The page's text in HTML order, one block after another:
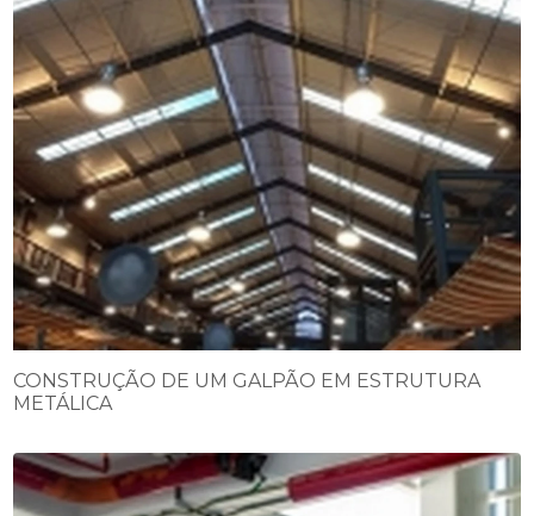
CONSTRUÇÃO DE UM GALPÃO EM ESTRUTURA
METÁLICA